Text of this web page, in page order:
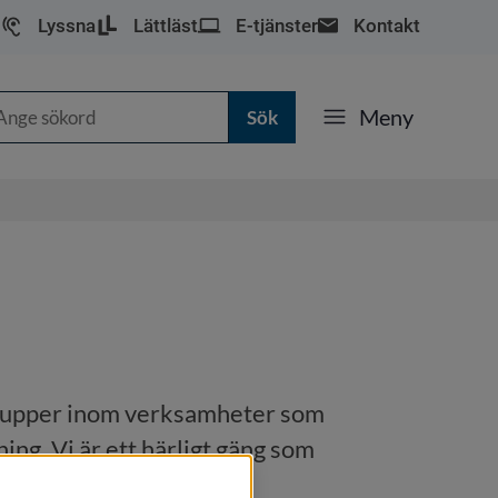
Lyssna Lättläst E-tjänster Kontakt
Meny
inom verksamheter som
Vi är ett härligt gäng som